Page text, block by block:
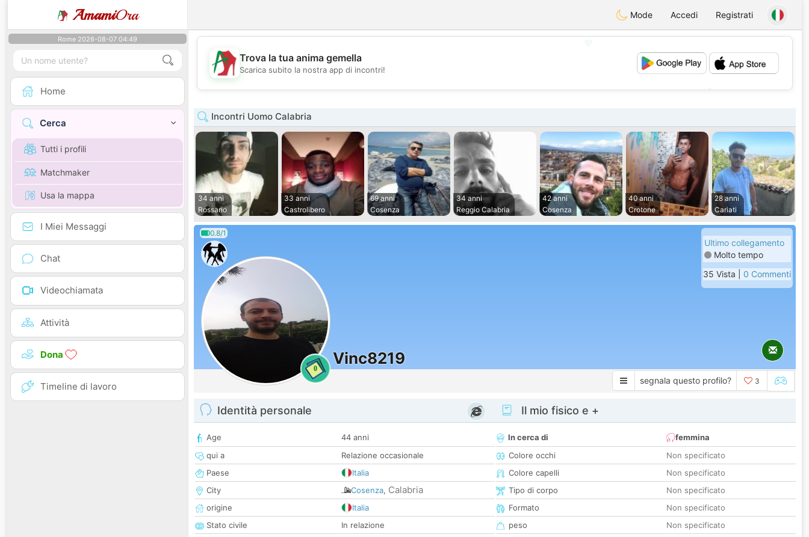
AmamiOra Mode Accedi Registrati
Rome 2026-08-07 04:49
Home
Cerca
Tutti i profili
Matchmaker
Usa la mappa
I Miei Messaggi
Chat
Videochiamata
Attività
Dona
Timeline di lavoro
💖
💕
Trova la tua anima gemella
Scarica subito la nostra app di incontri!
Incontri Uomo Calabria
34 anni
Rossano
33 anni
Castrolibero
69 anni
Cosenza
34 anni
Reggio Calabria
42 anni
Cosenza
40 anni
Crotone
28 anni
Cariati
0.8/1
0
Vinc8219
Ultimo collegamento
Molto tempo
35 Vista | 0 Commenti
segnala questo profilo? 3
Identità personale
Age
44 anni
qui a
Relazione occasionale
Paese
Italia
City
Cosenza, Calabria
origine
Italia
Stato civile
In relazione
Il mio fisico e +
In cerca di
femmina
Colore occhi
Non specificato
Colore capelli
Non specificato
Tipo di corpo
Non specificato
Formato
Non specificato
peso
Non specificato